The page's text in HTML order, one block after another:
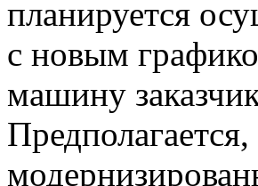
планируется
с новым
машину